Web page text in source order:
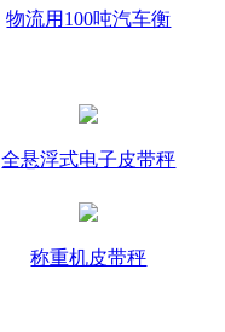
物流用100吨汽车衡
全悬浮式电子皮带秤
称重机皮带秤